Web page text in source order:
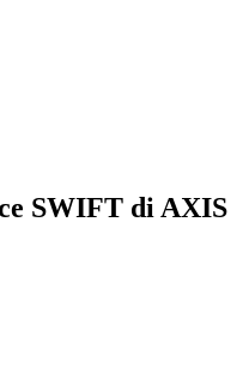
SWIFT di AXIS